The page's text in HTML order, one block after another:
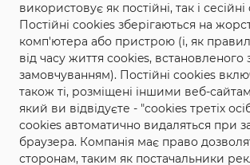
використовує як постійні, так і
Постійні cookies зберігаються на
комп'ютера або пристрою (і, як
від часу життя cookies, встановленого
замовчуванням). Постійні cookies
також ті, розміщені іншими веб-
який ви відвідуєте - "cookies третіх
cookies автоматично видаляться при
браузера. Компанія має право
сторонам, таким як постачальники